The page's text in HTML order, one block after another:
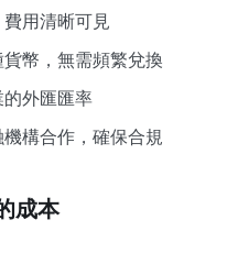
費用清晰可見
貨幣，無需頻繁兌換
的外匯匯率
機構合作，確保合規
成本